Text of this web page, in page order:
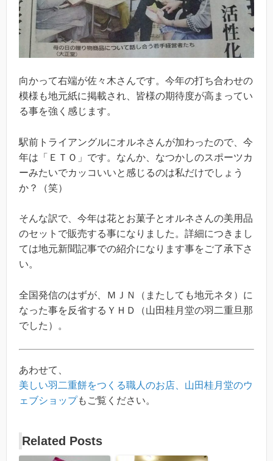
向かって右端が佐々木さんです。今年の打ち合わせの
模様も地元紙に掲載され、皆様の期待度が高まってい
る事を強く感じます。
駅前トライアングルにオルネさんが加わったので、今
年は「ＥＴＯ」です。なんか、なつかしのスポーツカ
ーみたいでカッコいいと感じるのは私だけでしょう
か？（笑）
そんな訳で、今年は花とお菓子とオルネさんの美用品
のセットで販売する事になりました。詳細につきまし
ては地元新聞記事での紹介になります事をご了承下さ
い。
全国発信のはずが、ＭＪＮ（またしても地元ネタ）に
なった事を反省するＹＨＤ（山田桂月堂の羽二重旦那
でした）。
あわせて、
美しい羽二重餅をつくる職人のお店、山田桂月堂のウ
ェブショップもご覧ください。
Related Posts